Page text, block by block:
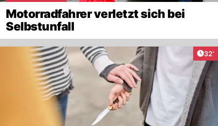
Motorradfahrer verletzt sich bei
Selbstunfall
32'